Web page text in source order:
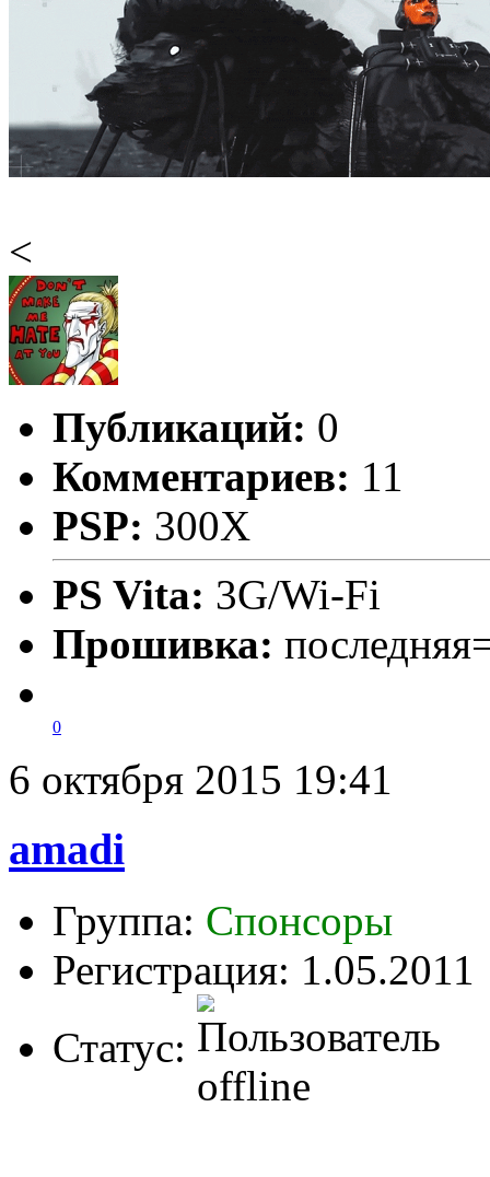
<
Публикаций: 0
Комментариев: 11
PSP: 300X
PS Vita: 3G/Wi-Fi
Прошивка:
0
6 октября 2015 19:41
amadi
Группа: Спонсоры
Регистрация: 1.05.2011
Статус: